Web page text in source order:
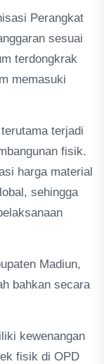
Perangkat
sesuai
terdongkrak
memasuki
terjadi
fisik.
harga material
sehingga
Madiun,
bahkan secara
kewenangan
fisik di OPD